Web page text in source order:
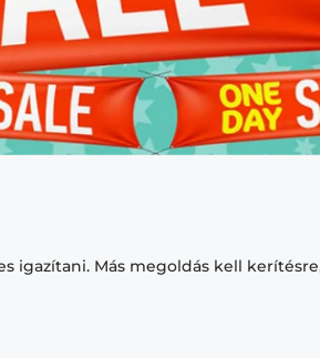
igazítani. Más megoldás kell